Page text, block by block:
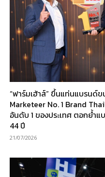
“ฟาร์มเฮ้าส์” ขึ้นแท่นแบรนด์ข
Marketeer No. 1 Brand
อันดับ 1 ของประเทศ ตอกย้ำ
44 ปี
21/07/2026